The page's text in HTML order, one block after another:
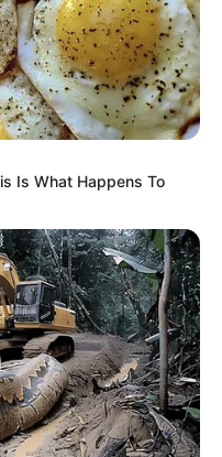
Is What Happens To